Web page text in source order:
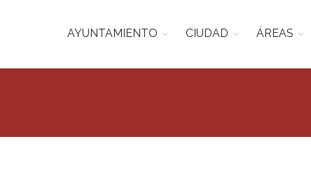
AYUNTAMIENTO CIUDAD ÁREAS